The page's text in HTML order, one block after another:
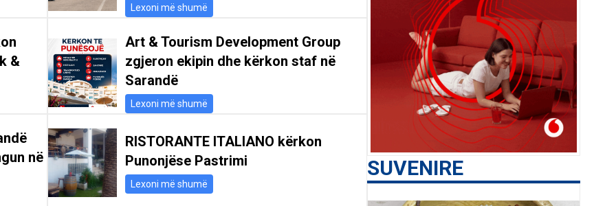
Lexoni më shumë
&
Art & Tourism Development Group
zgjeron ekipin dhe kërkon staf në
Sarandë
Lexoni më shumë
në
RISTORANTE ITALIANO kërkon
Punonjëse Pastrimi
Lexoni më shumë
SUVENIRE